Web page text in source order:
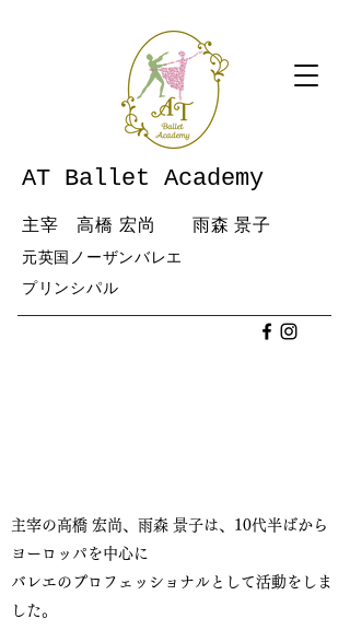
AT Ballet Academy
主宰 高橋 宏尚 雨森 景子
元英国ノーザンバレエ
​プリンシパル
主宰の高橋 宏尚、雨森 景子は、10代半ばから
ヨーロッパを中心に
バレエのプロフェッショナルとして活動をしま
した。